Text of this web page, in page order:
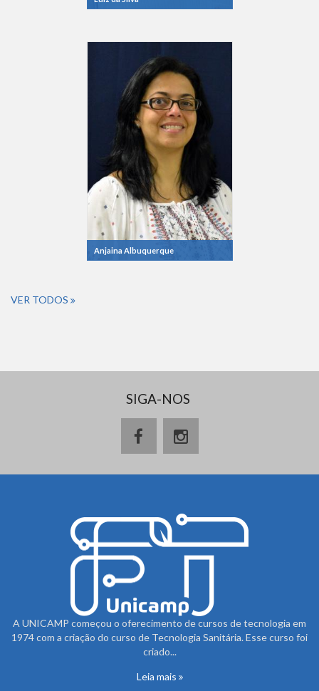
Anjaina Albuquerque
VER TODOS
SIGA-NOS
A UNICAMP começou o oferecimento de cursos de tecnologia em
1974 com a criação do curso de Tecnologia Sanitária. Esse curso foi
criado...
Leia mais